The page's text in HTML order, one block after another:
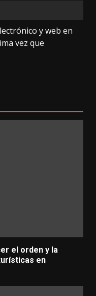
y web en
vez que
el orden y la
en